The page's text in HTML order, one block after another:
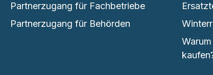
Partnerzugang für Fachbetriebe
Partnerzugang für Behörden